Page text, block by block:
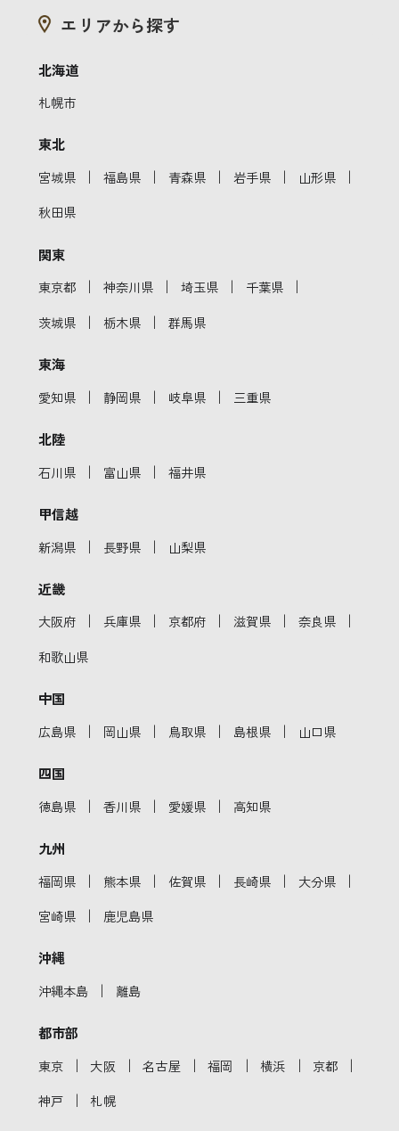
エリアから探す
北海道
札幌市
東北
宮城県 ｜ 福島県 ｜ 青森県 ｜ 岩手県 ｜ 山形県 ｜
秋田県
関東
東京都 ｜ 神奈川県 ｜ 埼玉県 ｜ 千葉県 ｜
茨城県 ｜ 栃木県 ｜ 群馬県
東海
愛知県 ｜ 静岡県 ｜ 岐阜県 ｜ 三重県
北陸
石川県 ｜ 富山県 ｜ 福井県
甲信越
新潟県 ｜ 長野県 ｜ 山梨県
近畿
大阪府 ｜ 兵庫県 ｜ 京都府 ｜ 滋賀県 ｜ 奈良県 ｜
和歌山県
中国
広島県 ｜ 岡山県 ｜ 鳥取県 ｜ 島根県 ｜ 山口県
四国
徳島県 ｜ 香川県 ｜ 愛媛県 ｜ 高知県
九州
福岡県 ｜ 熊本県 ｜ 佐賀県 ｜ 長崎県 ｜ 大分県 ｜
宮崎県 ｜ 鹿児島県
沖縄
沖縄本島 ｜ 離島
都市部
東京 ｜ 大阪 ｜ 名古屋 ｜ 福岡 ｜ 横浜 ｜ 京都 ｜
神戸 ｜ 札幌